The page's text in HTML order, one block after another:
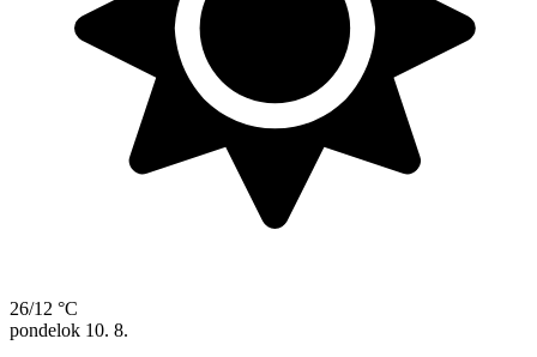
26/12 °C
pondelok 10. 8.